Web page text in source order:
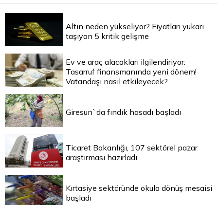
Altın neden yükseliyor? Fiyatları yukarı
taşıyan 5 kritik gelişme
Ev ve araç alacakları ilgilendiriyor:
Tasarruf finansmanında yeni dönem!
Vatandaşı nasıl etkileyecek?
Giresun`da fındık hasadı başladı
Ticaret Bakanlığı, 107 sektörel pazar
araştırması hazırladı
Kırtasiye sektöründe okula dönüş mesaisi
başladı